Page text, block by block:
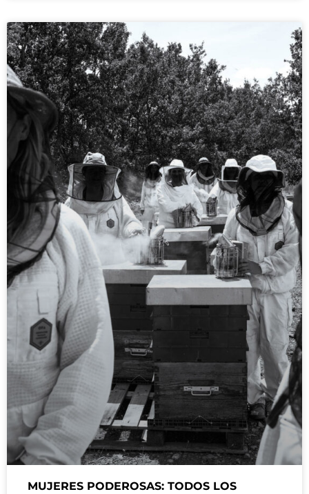
MUJERES PODEROSAS: TODOS LOS